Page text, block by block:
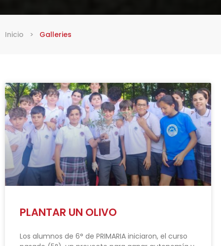
Inicio > Galleries
PLANTAR UN OLIVO
Los alumnos de 6° de PRIMARIA iniciaron, el curso